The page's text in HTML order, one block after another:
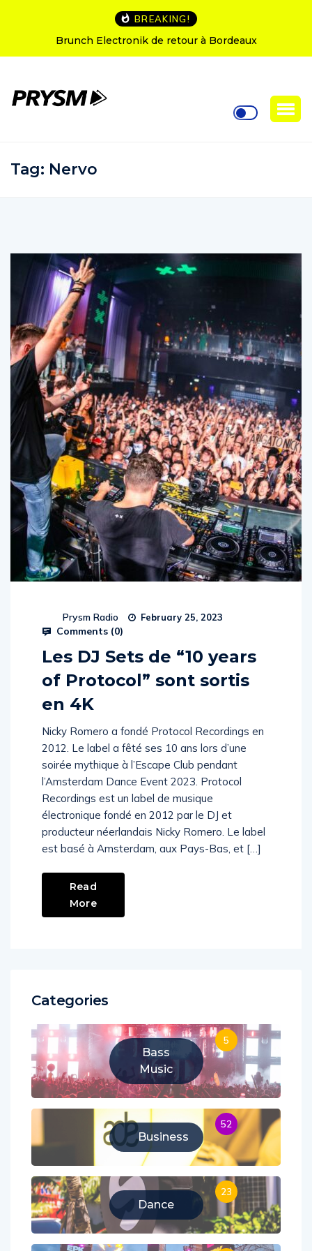
BREAKING!
Brunch Electronik de retour à Bordeaux
Tag: Nervo
Prysm Radio February 25, 2023
Comments (0)
Les DJ Sets de “10 years
of Protocol” sont sortis
en 4K
Nicky Romero a fondé Protocol Recordings en
2012. Le label a fêté ses 10 ans lors d’une
soirée mythique à l’Escape Club pendant
l’Amsterdam Dance Event 2023. Protocol
Recordings est un label de musique
électronique fondé en 2012 par le DJ et
producteur néerlandais Nicky Romero. Le label
est basé à Amsterdam, aux Pays-Bas, et […]
Read
More
Categories
Bass
Music
5
Business
52
Dance
23